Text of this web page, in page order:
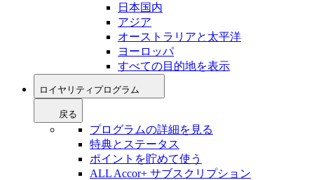
日本国内
アジア
オーストラリアと太平洋
ヨーロッパ
すべての目的地を表示
ロイヤリティプログラム
戻る
プログラムの詳細を見る
特典とステータス
ポイントを貯めて使う
ALL Accor+ サブスクリプション